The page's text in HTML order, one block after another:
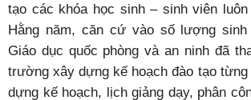
tạo các khóa học sinh – sinh viên
Hằng năm, căn cứ vào số lượng sinh
Giáo dục quốc phòng và an ninh đã
trường xây dựng kế hoạch đào tạo
dựng kế hoạch, lịch giảng dạy, phân